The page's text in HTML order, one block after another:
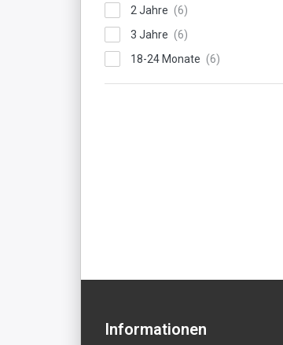
2 Jahre
3 Jahre
18-24 Monate
4 Jahre
Informationen